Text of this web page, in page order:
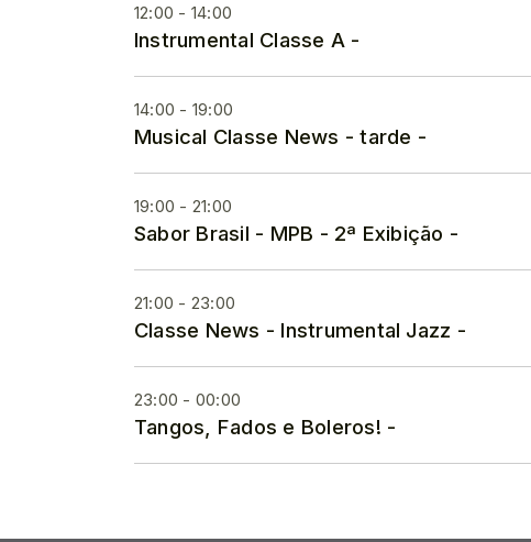
12:00 - 14:00
Instrumental Classe A -
14:00 - 19:00
Musical Classe News - tarde -
19:00 - 21:00
Sabor Brasil - MPB - 2ª Exibição -
21:00 - 23:00
Classe News - Instrumental Jazz -
23:00 - 00:00
Tangos, Fados e Boleros! -